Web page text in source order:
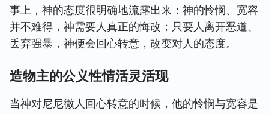
事上，神的态度很明确地流露出来：神的怜悯、宽容
并不难得，神需要人真正的悔改；只要人离开恶道、
丢弃强暴，神便会回心转意，改变对人的态度。
造物主的公义性情活灵活现
当神对尼尼微人回心转意的时候，他的怜悯与宽容是